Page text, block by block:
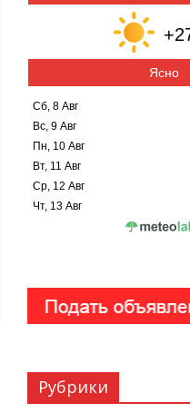
Ясно
Сб, 8 Авг
Вс, 9 Авг
Пн, 10 Авг
Вт, 11 Авг
Ср, 12 Авг
Чт, 13 Авг
Рубрики